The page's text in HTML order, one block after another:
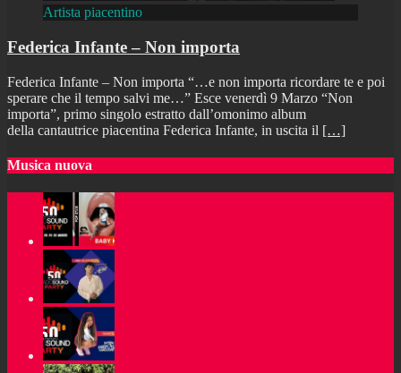
Artista piacentino
Federica Infante – Non importa
Federica Infante – Non importa “…e non importa ricordare te e poi
sperare che il tempo salvi me…” Esce venerdì 9 Marzo “Non
importa”, primo singolo estratto dall’omonimo album
della cantautrice piacentina Federica Infante, in uscita il […]
Musica nuova